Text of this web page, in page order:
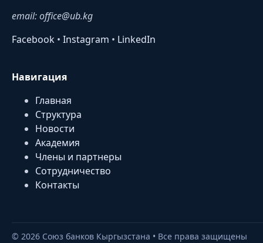
email: office@ub.kg
Facebook • Instagram • LinkedIn
Навигация
Главная
Структура
Новости
Академия
Члены и партнеры
Сотрудничество
Контакты
© 2026 Союз банков Кыргызстана • Все права защищены